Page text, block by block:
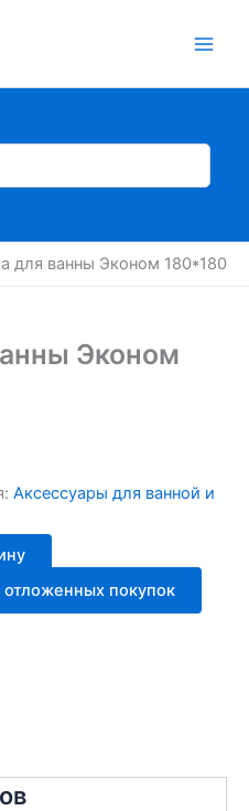
для ванны Эконом 180*180
Эконом
Аксессуары для ванной и
отложенных покупок